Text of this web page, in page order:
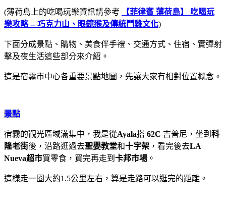
(薄荷島上的吃喝玩樂資訊請參考
【菲律賓 薄荷島】 吃喝玩
樂攻略 -- 巧克力山、眼鏡猴及傳統鬥雞文化)
下面分成景點、購物、美食伴手禮、交通方式、住宿、實彈射
擊及夜生活這些部分來介紹。
這是宿霧市中心各重要景點地圖，先讓大家有相對位置概念。
景點
宿霧的觀光區域滿集中，我是從Ayala搭 62C 吉普尼，坐到 科
隆老街後，沿路逛過去聖嬰教堂和十字架 ，看完後去LA
Nueva超市買零食，買完再走到 卡邦市場 。
這樣走一圈大約1.5公里左右，算是走路可以逛完的距離。